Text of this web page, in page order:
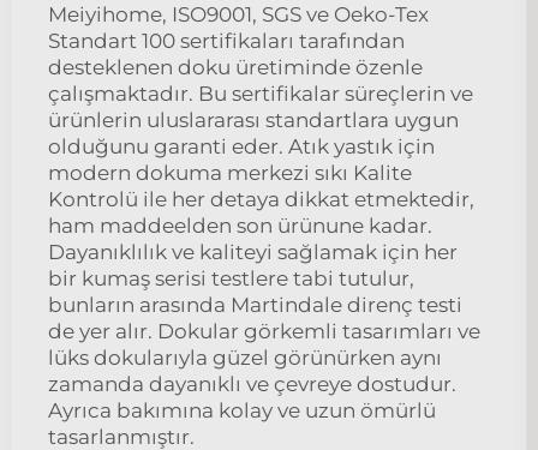
Meiyihome, ISO9001, SGS ve Oeko-Tex
Standart 100 sertifikaları tarafından
desteklenen doku üretiminde özenle
çalışmaktadır. Bu sertifikalar süreçlerin ve
ürünlerin uluslararası standartlara uygun
olduğunu garanti eder. Atık yastık için
modern dokuma merkezi sıkı Kalite
Kontrolü ile her detaya dikkat etmektedir,
ham maddeelden son ürünune kadar.
Dayanıklılık ve kaliteyi sağlamak için her
bir kumaş serisi testlere tabi tutulur,
bunların arasında Martindale direnç testi
de yer alır. Dokular görkemli tasarımları ve
lüks dokularıyla güzel görünürken aynı
zamanda dayanıklı ve çevreye dostudur.
Ayrıca bakımına kolay ve uzun ömürlü
tasarlanmıştır.